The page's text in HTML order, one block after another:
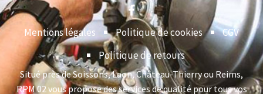
Mentions légales Politique de cookies
CGV
Politique de retours
Situé près de Soissons, Laon, Château-Thierry ou Reims,
RPM 02 vous propose des services de qualité pour tous vos